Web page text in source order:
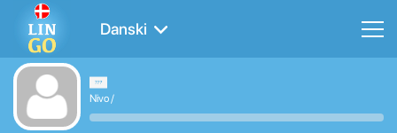
Danski
Nivo/